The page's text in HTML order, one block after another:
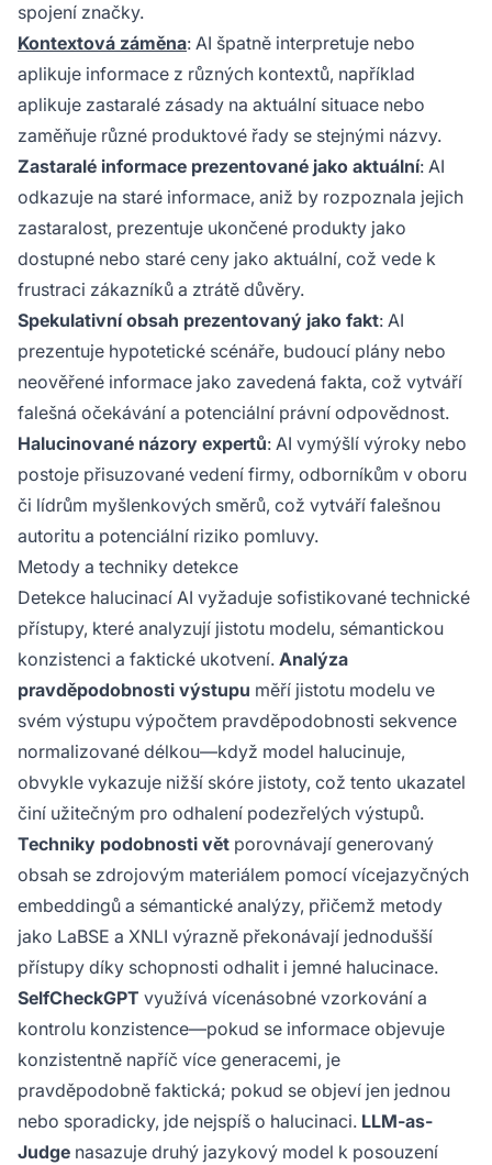
spojení značky.
Kontextová záměna: AI špatně interpretuje nebo
aplikuje informace z různých kontextů, například
aplikuje zastaralé zásady na aktuální situace nebo
zaměňuje různé produktové řady se stejnými názvy.
Zastaralé informace prezentované jako aktuální: AI
odkazuje na staré informace, aniž by rozpoznala jejich
zastaralost, prezentuje ukončené produkty jako
dostupné nebo staré ceny jako aktuální, což vede k
frustraci zákazníků a ztrátě důvěry.
Spekulativní obsah prezentovaný jako fakt: AI
prezentuje hypotetické scénáře, budoucí plány nebo
neověřené informace jako zavedená fakta, což vytváří
falešná očekávání a potenciální právní odpovědnost.
Halucinované názory expertů: AI vymýšlí výroky nebo
postoje přisuzované vedení firmy, odborníkům v oboru
či lídrům myšlenkových směrů, což vytváří falešnou
autoritu a potenciální riziko pomluvy.
Metody a techniky detekce
Detekce halucinací AI vyžaduje sofistikované technické
přístupy, které analyzují jistotu modelu, sémantickou
konzistenci a faktické ukotvení. Analýza
pravděpodobnosti výstupu měří jistotu modelu ve
svém výstupu výpočtem pravděpodobnosti sekvence
normalizované délkou—když model halucinuje,
obvykle vykazuje nižší skóre jistoty, což tento ukazatel
činí užitečným pro odhalení podezřelých výstupů.
Techniky podobnosti vět porovnávají generovaný
obsah se zdrojovým materiálem pomocí vícejazyčných
embeddingů a sémantické analýzy, přičemž metody
jako LaBSE a XNLI výrazně překonávají jednodušší
přístupy díky schopnosti odhalit i jemné halucinace.
SelfCheckGPT využívá vícenásobné vzorkování a
kontrolu konzistence—pokud se informace objevuje
konzistentně napříč více generacemi, je
pravděpodobně faktická; pokud se objeví jen jednou
nebo sporadicky, jde nejspíš o halucinaci. LLM-as-
Judge nasazuje druhý jazykový model k posouzení